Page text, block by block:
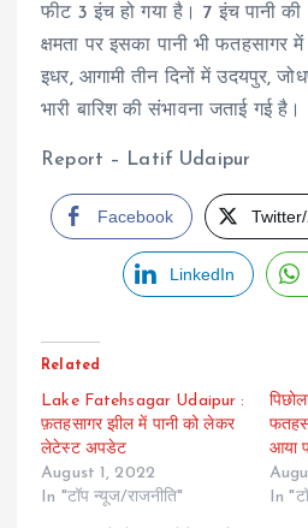
फीट 3 इंच हो गया है। 7 इंच पानी
क्षमता पर इसका पानी भी फतहसागर में
इधर, आगामी तीन दिनों में उदयपुर,
भारी बारिश की संभावना जताई गई है।
Report – Latif Udaipur
Facebook
LinkedIn
Related
Lake Fatehsagar Udaipur :
फ़तहसागर झील में पानी को लेकर
लेटेस्ट अपडेट
August 1, 2022
In "टॉप न्यूज/राजनीति"
आया
In